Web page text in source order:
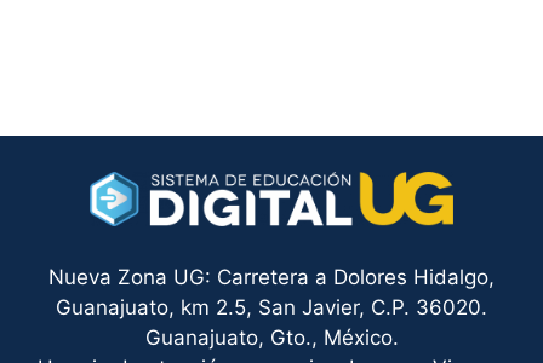
Nueva Zona UG: Carretera a Dolores Hidalgo,
Guanajuato, km 2.5, San Javier, C.P. 36020.
Guanajuato, Gto., México.